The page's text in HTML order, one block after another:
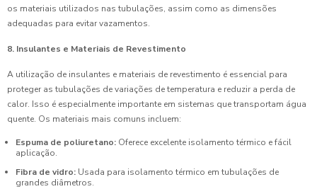
os materiais utilizados nas tubulações, assim como as dimensões
adequadas para evitar vazamentos.
8. Insulantes e Materiais de Revestimento
A utilização de insulantes e materiais de revestimento é essencial para
proteger as tubulações de variações de temperatura e reduzir a perda de
calor. Isso é especialmente importante em sistemas que transportam água
quente. Os materiais mais comuns incluem:
Espuma de poliuretano: Oferece excelente isolamento térmico e fácil
aplicação.
Fibra de vidro: Usada para isolamento térmico em tubulações de
grandes diâmetros.